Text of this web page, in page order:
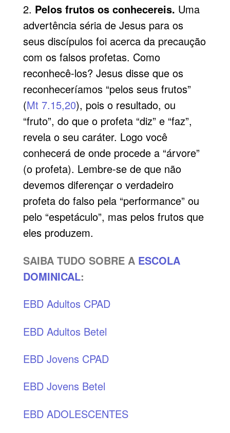
2. Pelos frutos os conhecereis. Uma
advertência séria de Jesus para os
seus discípulos foi acerca da precaução
com os falsos profetas. Como
reconhecê-los? Jesus disse que os
reconheceríamos “pelos seus frutos”
(Mt 7.15,20), pois o resultado, ou
“fruto”, do que o profeta “diz” e “faz”,
revela o seu caráter. Logo você
conhecerá de onde procede a “árvore”
(o profeta). Lembre-se de que não
devemos diferençar o verdadeiro
profeta do falso pela “performance” ou
pelo “espetáculo”, mas pelos frutos que
eles produzem.
SAIBA TUDO SOBRE A ESCOLA
DOMINICAL:
EBD Adultos CPAD
EBD Adultos Betel
EBD Jovens CPAD
EBD Jovens Betel
EBD ADOLESCENTES